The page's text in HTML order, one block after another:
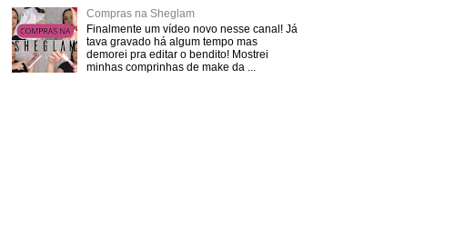
Compras na Sheglam
Finalmente um vídeo novo nesse canal! Já
tava gravado há algum tempo mas
demorei pra editar o bendito! Mostrei
minhas comprinhas de make da ...